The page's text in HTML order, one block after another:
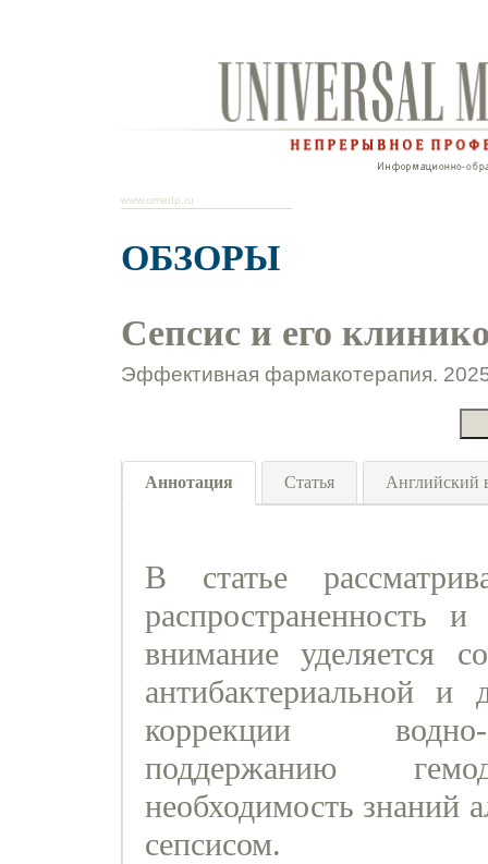
www.umedp.ru
ОБЗОРЫ
Сепсис и его
Эффективная фармакотерапия.
Аннотация Статья Английский
В статье
распространенность
внимание уделяется
антибактериальной и
коррекции водно-
поддержанию
необходимость знаний
сепсисом.